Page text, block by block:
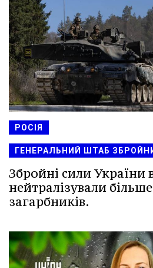
РОСІЯ
ГЕНЕРАЛЬНИЙ ШТАБ
Збройні сили України
нейтралізували
загарбників.